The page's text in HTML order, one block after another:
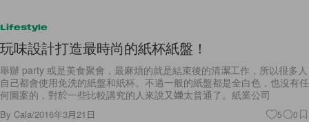
Lifestyle
玩味設計打造最時尚的紙杯紙盤！
舉辦 party 或是美食聚會，最麻煩的就是結束後的清潔工作，所以很多人
自己都會使用免洗的紙盤和紙杯。不過一般的紙盤都是全白色，也沒有任
何圖案的，對於一些比較講究的人來說又嫌太普通了。紙業公司
By Cala/2016年3月21日 5 0